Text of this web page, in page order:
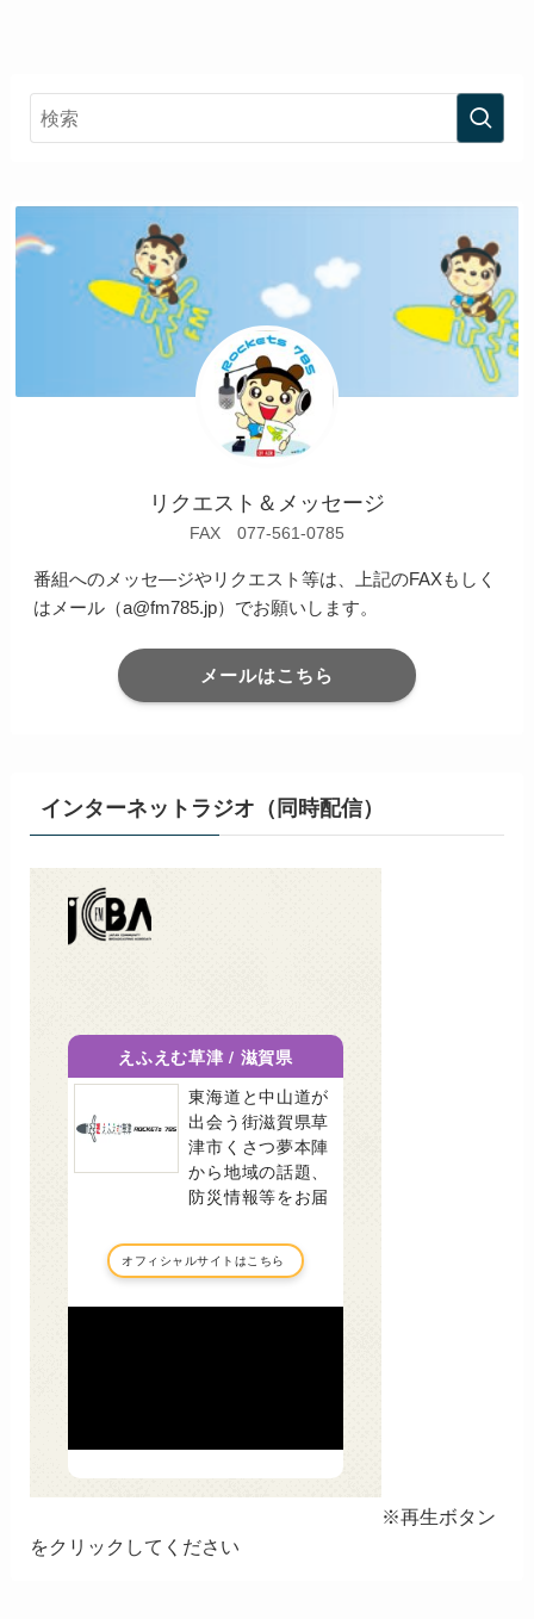
リクエスト＆メッセージ
FAX 077-561-0785
番組へのメッセ―ジやリクエスト等は、上記のFAXもしく
はメール（a@fm785.jp）でお願いします。
メールはこちら
インターネットラジオ（同時配信）
※再生ボタン
をクリックしてください